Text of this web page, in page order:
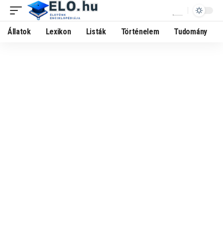
Állatok Lexikon Listák Történelem Tudomány